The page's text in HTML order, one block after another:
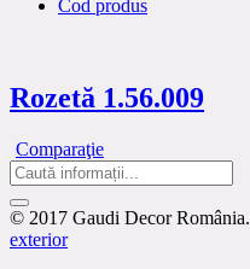
Cod produs
Rozetă 1.56.009
Comparaţie
© 2017 Gaudi Decor România.
exterior